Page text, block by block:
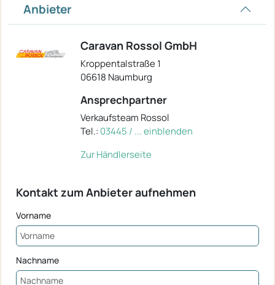
Anbieter
Caravan Rossol GmbH
Kroppentalstraße 1
06618 Naumburg
Ansprechpartner
Verkaufsteam Rossol
Tel.: 03445 / ... einblenden
Zur Händlerseite
Kontakt zum Anbieter aufnehmen
Vorname
Nachname